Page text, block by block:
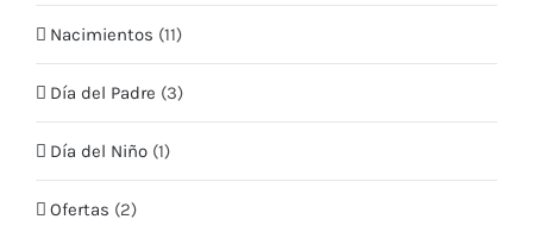
Nacimientos (11)
Día del Padre (3)
Día del Niño (1)
Ofertas (2)